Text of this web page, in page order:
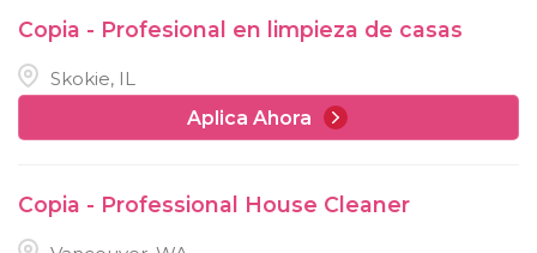
Copia - Profesional en limpieza de casas
Skokie, IL
Aplica Ahora
Copia - Professional House Cleaner